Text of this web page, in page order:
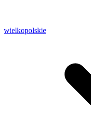
wielkopolskie